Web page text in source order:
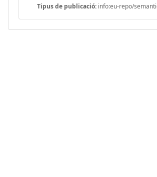
Tipus de publicació: info:eu-repo/